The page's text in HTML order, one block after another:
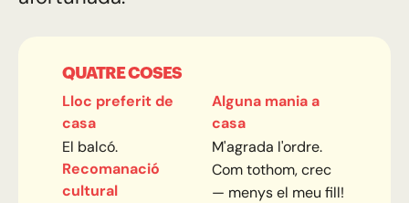
QUATRE COSES
Lloc preferit de
casa
El balcó.
Recomanació
cultural
Alguna mania a
casa
M'agrada l'ordre.
Com tothom, crec
— menys el meu fill!